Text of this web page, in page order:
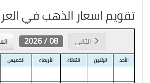
تقويم اسعار الذهب في
التالي 08 / 2026
الأحد الإثنين الثلاثاء الأربعاء الخميس